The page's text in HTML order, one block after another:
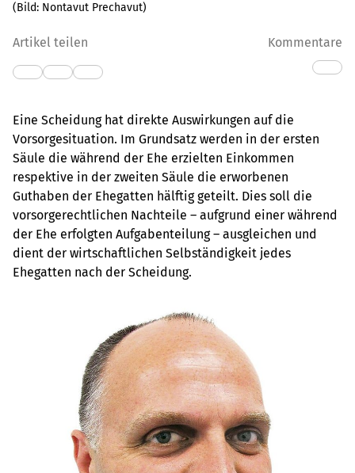
(Bild: Nontavut Prechavut)
Artikel teilen Kommentare
Eine Scheidung hat direkte Auswirkungen auf die
Vorsorgesituation. Im Grundsatz werden in der ersten
Säule die während der Ehe erzielten Einkommen
respektive in der zweiten Säule die erworbenen
Guthaben der Ehegatten hälftig geteilt. Dies soll die
vorsorgerechtlichen Nachteile – aufgrund einer während
der Ehe erfolgten Aufgabenteilung – ausgleichen und
dient der wirtschaftlichen Selbständigkeit jedes
Ehegatten nach der Scheidung.